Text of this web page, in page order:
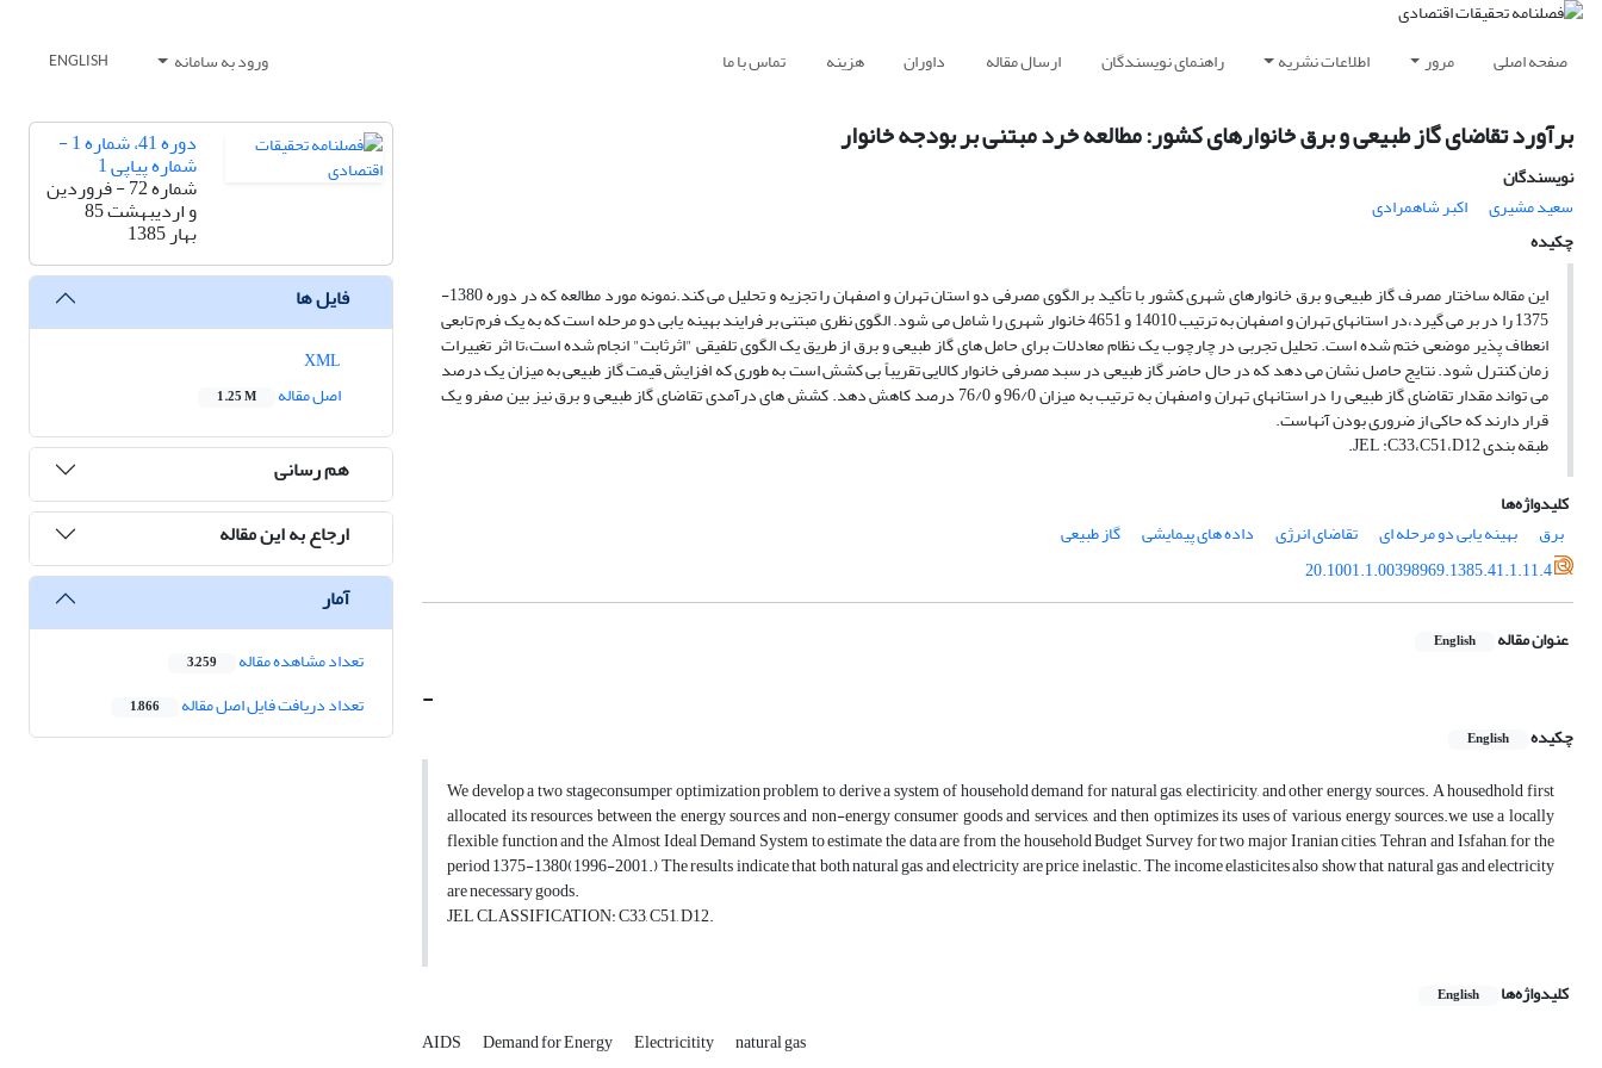
صفحه اصلی مرور اطلاعات نشریه راهنمای نویسندگان ارسال مقاله داوران هزینه تماس با ما ورود به سامانه ENGLISH
برآورد تقاضای گاز طبیعی و برق خانوارهای کشور: مطالعه خرد مبتنی بر بودجه خانوار
نویسندگان
سعید مشیری
اکبر شاهمرادی
چکیده
این مقاله ساختار مصرف گاز طبیعی و برق خانوارهای شهری کشور با تأکید بر الگوی مصرفی دو استان تهران و اصفهان را تجزیه و تحلیل می کند.نمونه مورد مطالعه که در دوره 1380-
1375 را در بر می گیرد،در استانهای تهران و اصفهان به ترتیب 14010 و 4651 خانوار شهری را شامل می شود. الگوی نظری مبتنی بر فرایند بهینه یابی دو مرحله است که به یک فرم تابعی
انعطاف پذیر موضعی ختم شده است. تحلیل تجربی در چارچوب یک نظام معادلات برای حامل های گاز طبیعی و برق از طریق یک الگوی تلفیقی "اثرثابت" انجام شده است،تا اثر تغییرات
زمان کنترل شود. نتایج حاصل نشان می دهد که در حال حاضر گاز طبیعی در سبد مصرفی خانوار کالایی تقریباً بی کشش است به طوری که افزایش قیمت گاز طبیعی به میزان یک درصد
می تواند مقدار تقاضای گاز طبیعی را در استانهای تهران و اصفهان به ترتیب به میزان 96/0 و 76/0 درصد کاهش دهد. کشش های درآمدی تقاضای گاز طبیعی و برق نیز بین صفر و یک
قرار دارند که حاکی از ضروری بودن آنهاست.
طبقه بندی JEL :C33،C51،D12.
کلیدواژه‌ها
برق
بهینه یابی دو مرحله ای تقاضای انرژی داده های پیمایشی
گاز طبیعی
20.1001.1.00398969.1385.41.1.11.4
عنوان مقاله English
-
چکیده English
We develop a two stageconsumper optimization problem to derive a system of household demand for natural gas, electiricity, and other energy sources. A housedhold first
allocated its resources between the energy sources and non-energy consumer goods and services, and then optimizes its uses of various energy sources.we use a locally
flexible function and the Almost Ideal Demand System to estimate the data are from the household Budget Survey for two major Iranian cities, Tehran and Isfahan, for the
period 1375-1380(1996-2001.) The results indicate that both natural gas and electricity are price inelastic. The income elasticites also show that natural gas and electricity
are necessary goods.
JEL CLASSIFICATION: C33, C51, D12.
کلیدواژه‌ها English
AIDS Demand for Energy Electricitity natural gas
دوره 41، شماره 1 -
شماره پیاپی 1
شماره 72 - فروردین
و اردیبهشت 85
بهار 1385
فایل ها
اصل مقاله
1.25 M
هم رسانی
ارجاع به این مقاله
آمار
تعداد مشاهده مقاله 3,259
تعداد دریافت فایل اصل مقاله 1,866